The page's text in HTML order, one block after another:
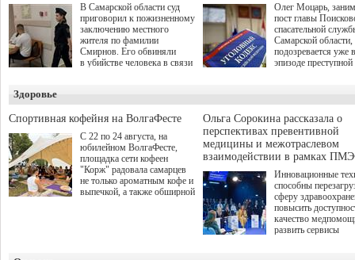
В Самарской области суд
приговорил к пожизненному
заключению местного
жителя по фамилии
Смирнов. Его обвиняли
в убийстве человека в связи
Олег Моцарь,
пост главы
спасательной
Самарской области,
подозревается уже
эпизоде преступной
а сам он
Здоровье
Спортивная кофейня на ВолгаФесте
С 22 по 24 августа, на
юбилейном ВолгаФесте,
площадка сети кофеен
"Корж" радовала самарцев
не только ароматным кофе и
выпечкой, а также обширной
Ольга Сорокина рассказала о
перспективах превентивной
медицины и межотраслевом
взаимодействии в рамках
Инновационные
способны
сферу
повысить
качество
развить сервисы